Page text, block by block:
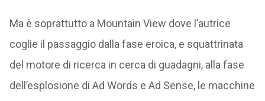
Ma è soprattutto a Mountain View dove l’autrice
coglie il passaggio dalla fase eroica, e squattrinata
del motore di ricerca in cerca di guadagni, alla fase
dell’esplosione di Ad Words e Ad Sense, le macchine